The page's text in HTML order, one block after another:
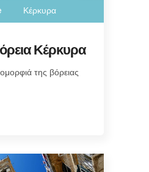
Κέρκυρα
Κέρκυρα
της βόρειας